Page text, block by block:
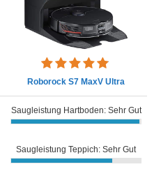
Roborock S7 MaxV Ultra
Saugleistung Hartboden: Sehr Gut
Saugleistung Teppich: Sehr Gut